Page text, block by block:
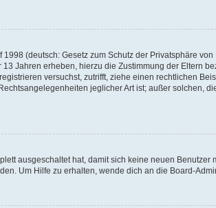
(deutsch: Gesetz zum Schutz der Privatsphäre
Jahren erheben, hierzu die Zustimmung der Eltern
versuchst, zutrifft, ziehe einen rechtlichen
jeglicher Art ist; außer solchen,
ausgeschaltet hat, damit sich keine neuen
Um Hilfe zu erhalten, wende dich an die Board-